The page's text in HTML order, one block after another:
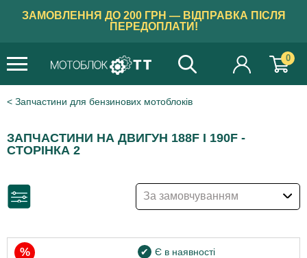
ЗАМОВЛЕННЯ ДО 200 ГРН — ВІДПРАВКА ПІСЛЯ
ПЕРЕДОПЛАТИ!
0
Запчастини для бензинових мотоблоків
ЗАПЧАСТИНИ НА ДВИГУН 188F І 190F -
СТОРІНКА 2
За замовчуванням
Є в наявності